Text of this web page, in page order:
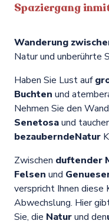
Spaziergang
Wanderung
Natur und unberührte
Haben Sie Lust auf
Buchten und
Nehmen Sie den
Senetosaund
bezauberndeNatur
Zwischen duftender
Felsen und
verspricht Ihnen diese
Abwechslung. Hier
Sie, die Naturund den